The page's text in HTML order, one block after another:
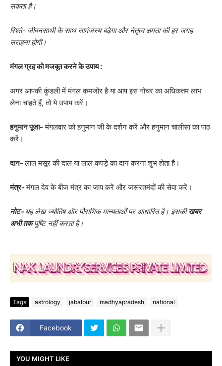
सकता है।
रिश्ते- जीवनसाथी के साथ सामंजस्य बढ़ेगा और नेतृत्व क्षमता की हर जगह
सराहना होगी।
मंगल ग्रह को मजबूत करने के उपाय :
अगर आपकी कुंडली में मंगल कमजोर है या आप इस गोचर का अधिकतम लाभ
लेना चाहते हैं, तो ये उपाय करें।
हनुमान पूजा- मंगलवार को हनुमान जी के दर्शन करें और हनुमान चालीसा का पाठ
करें।
दान-लाल मसूर की दाल या लाल कपड़े का दान करना शुभ होता है।
मंत्र-मंगल देव के बीज मंत्र का जाप करें और जरूरतमंदों की सेवा करें।
नोट- यह लेख ज्योतिष और पौराणिक मान्यताओं पर आधारित है। इसकीखबर
अभी तकपुष्टि नहीं करता है।
Tags astrology jabalpur madhyapradesh national
Facebook
YOU MIGHT LIKE